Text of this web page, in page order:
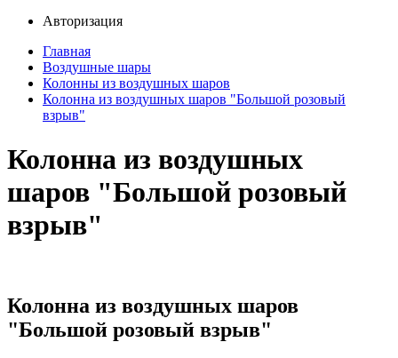
Авторизация
Главная
Воздушные шары
Колонны из воздушных шаров
Колонна из воздушных шаров "Большой розовый
взрыв"
Колонна из воздушных
шаров "Большой розовый
взрыв"
Колонна из воздушных шаров
"Большой розовый взрыв"